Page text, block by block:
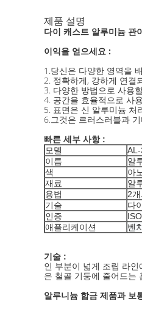
제품 설명
다이 캐스트 알루미늄 관
이익을 얻으세요 :
1.당신은 다양한 영역을
2. 정확하게, 강하게 연결
3. 다양한 방법으로 사용
4. 공간을 효율적으로 사
5. 표면은 신 알루미늄 처
6.그것은 르러스러블과
빠른 세부 사항 :
모델
이름
알
색
아
재료
알
용법
2
기술
다
인증
애플리케이션
벤
기술 :
인 부분이 넓게 조립 라
은 철골 기둥에 줄어드는
알루니늄 합금 제품과 보